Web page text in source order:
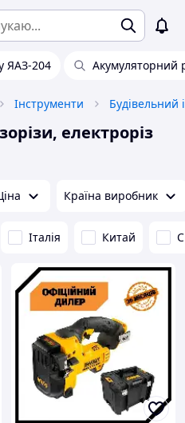
ЯАЗ-204 Акумуляторний
Інструменти Будівельний
електроріз
Країна виробник
Італія Китай